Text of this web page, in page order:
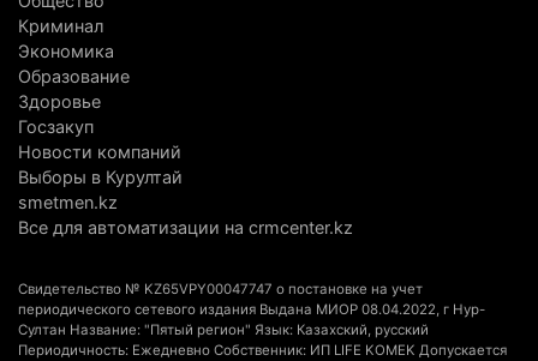
топлива для самолетов: пилотный проект
запустят в Алатау
5 августа 2026 г. 12:32
Туриста с тяжелыми травмами эвакуировали в
горах Алматинской области после камнепада
5 августа 2026 г. 11:23
Хозяина собак, едва не загрызших ребенка в
трагедии
5 августа 2026 г. 09:17
Криминал
Экономика
Образование
Здоровье
Госзакуп
Новости компаний
Выборы в Курултай
smetmen.kz
Все для автоматизации на crmcenter.kz
Свидетельство № KZ65VPY00047747 о постановке на учет
периодического сетевого издания Выдана МИОР 08.04.2022, г Нур-
Султан Название: "Пятый регион" Язык: Казахский, русский
Периодичность: Ежедневно Собственник: ИП LIFE KOMEK Допускается